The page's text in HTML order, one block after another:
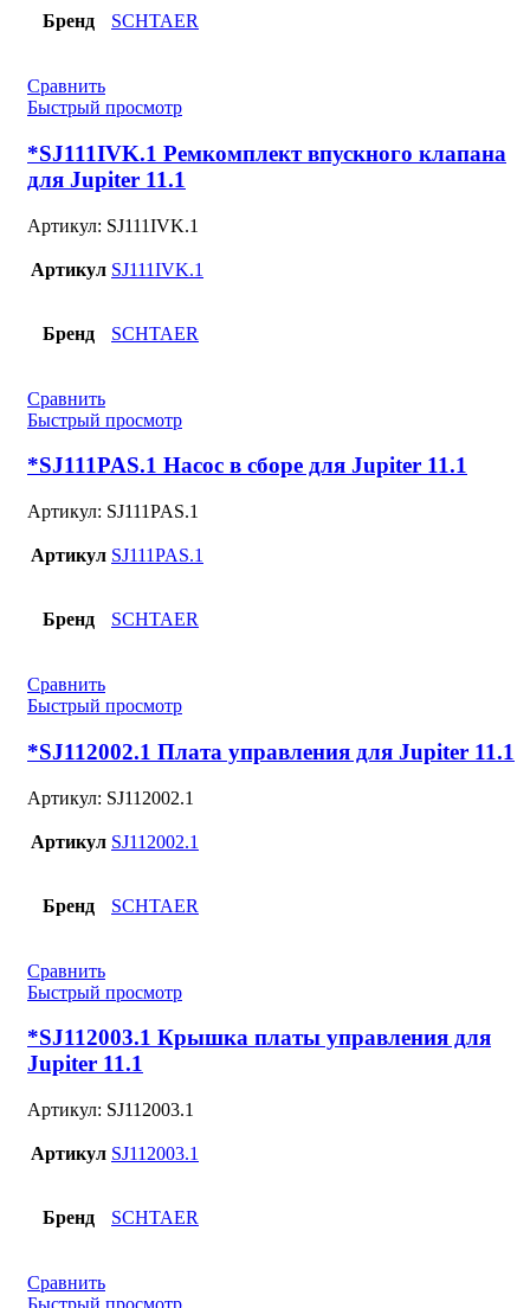
Бренд SCHTAER
Сравнить
Быстрый просмотр
*SJ111IVK.1 Ремкомплект впускного клапана
для Jupiter 11.1
Артикул: SJ111IVK.1
Артикул SJ111IVK.1
Бренд SCHTAER
Сравнить
Быстрый просмотр
*SJ111PAS.1 Насос в сборе для Jupiter 11.1
Артикул: SJ111PAS.1
Артикул SJ111PAS.1
Бренд SCHTAER
Сравнить
Быстрый просмотр
*SJ112002.1 Плата управления для Jupiter 11.1
Артикул: SJ112002.1
Артикул SJ112002.1
Бренд SCHTAER
Сравнить
Быстрый просмотр
*SJ112003.1 Крышка платы управления для
Jupiter 11.1
Артикул: SJ112003.1
Артикул SJ112003.1
Бренд SCHTAER
Сравнить
Быстрый просмотр